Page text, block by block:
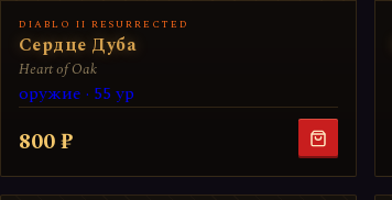
DIABLO II RESURRECTED
Сердце Дуба
Heart of Oak
оружие · 55 ур
800 ₽